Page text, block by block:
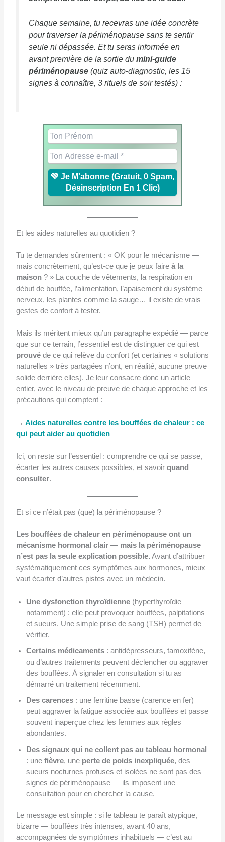
Chaque semaine, tu recevras une idée concrète
pour traverser la périménopause sans te sentir
seule ni dépassée. Et tu seras informée en
avant première de la sortie du mini-guide
périménopause(quiz auto-diagnostic, les 15
signes à connaître, 3 rituels de soir testés) :
Et les aides naturelles au quotidien ?
Tu te demandes sûrement : « OK pour le mécanisme —
mais concrètement, qu’est-ce que je peux faire à la
maison? » La couche de vêtements, la respiration en
début de bouffée, l’alimentation, l’apaisement du système
nerveux, les plantes comme la sauge… il existe de vrais
gestes de confort à tester.
Mais ils méritent mieux qu’un paragraphe expédié — parce
que sur ce terrain, l’essentiel est de distinguer ce qui est
prouvéde ce qui relève du confort (et certaines « solutions
naturelles » très partagées n’ont, en réalité, aucune preuve
solide derrière elles). Je leur consacre donc un article
entier, avec le niveau de preuve de chaque approche et les
précautions qui comptent :
→ Aides naturelles contre les bouffées de chaleur : ce
qui peut aider au quotidien
Ici, on reste sur l’essentiel : comprendre ce qui se passe,
écarter les autres causes possibles, et savoir quand
consulter.
Et si ce n’était pas (que) la périménopause ?
Les bouffées de chaleur en périménopause ont un
mécanisme hormonal clair — mais la périménopause
n’est pas la seule explication possible. Avant d’attribuer
systématiquement ces symptômes aux hormones, mieux
vaut écarter d’autres pistes avec un médecin.
Une dysfonction thyroïdienne(hyperthyroïdie
notamment) : elle peut provoquer bouffées, palpitations
et sueurs. Une simple prise de sang (TSH) permet de
vérifier.
Certains médicaments: antidépresseurs, tamoxifène,
ou d’autres traitements peuvent déclencher ou aggraver
des bouffées. À signaler en consultation si tu as
démarré un traitement récemment.
Des carences: une ferritine basse (carence en fer)
peut aggraver la fatigue associée aux bouffées et passe
souvent inaperçue chez les femmes aux règles
abondantes.
Des signaux qui ne collent pas au tableau hormonal
: une fièvre, une perte de poids inexpliquée, des
sueurs nocturnes profuses et isolées ne sont pas des
signes de périménopause — ils imposent une
consultation pour en chercher la cause.
Le message est simple : si le tableau te paraît atypique,
bizarre — bouffées très intenses, avant 40 ans,
accompagnées de symptômes inhabituels — c’est au